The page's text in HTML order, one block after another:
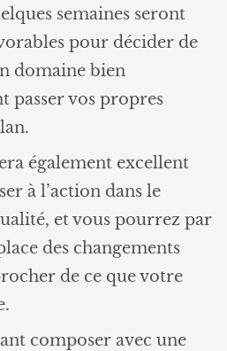
semaines seront
pour décider de
domaine bien
passer vos propres
également excellent
à l’action dans le
et vous pourrez par
des changements
de ce que votre
composer avec une